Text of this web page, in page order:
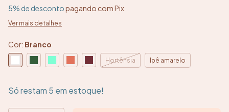
5% de descontopagando com Pix
Ver mais detalhes
Cor: Branco
Hortênsia Ipê amarelo
Só restam 5 em estoque!